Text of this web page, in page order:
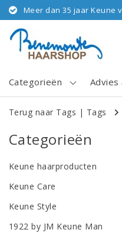
Meer dan 35 jaar Keune
Categorieën Advies
Terug naar Tags | Tags
Categorieën
Keune haarproducten
Keune Care
Keune Style
1922 by JM Keune Man